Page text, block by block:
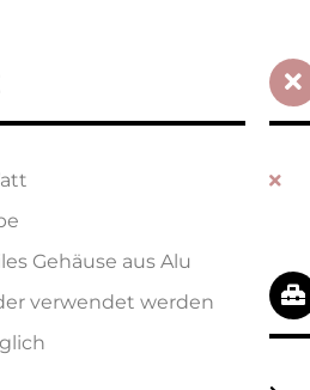
Gehäuse aus Alu
verwendet werden